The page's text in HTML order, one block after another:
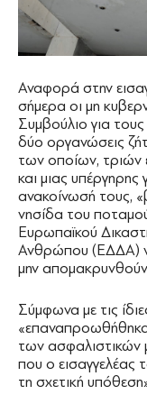
Αναφορά στην
σήμερα οι μη
Συμβούλιο για
δύο οργανώσεις
των οποίων, τριών
και μιας
ανακοίνωσή τους,
νησίδα του
Ευρωπαϊκού
Ανθρώπου (ΕΔΔΑ)
μην
Σύμφωνα με τις
των ασφαλιστικών
που ο εισαγγελέας
τη σχετική